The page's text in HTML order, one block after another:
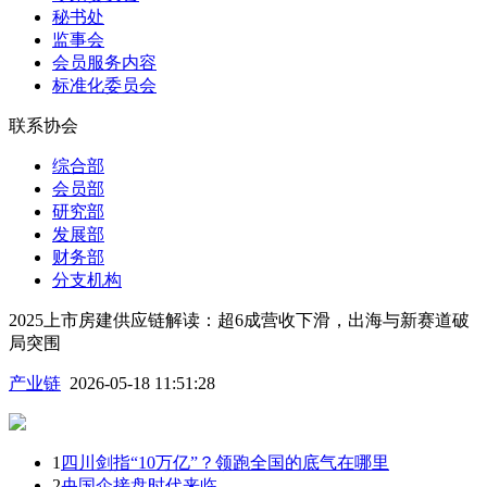
秘书处
监事会
会员服务内容
标准化委员会
联系协会
综合部
会员部
研究部
发展部
财务部
分支机构
2025上市房建供应链解读：超6成营收下滑，出海与新赛道破
局突围
产业链 2026-05-18 11:51:28
1 四川剑指“10万亿”？领跑全国的底气在哪里